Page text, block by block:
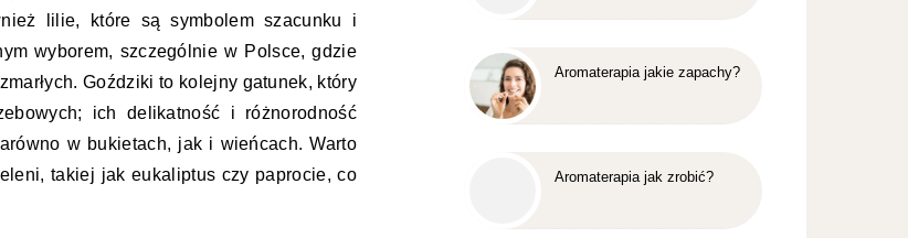
lilie, które są symbolem szacunku i
wyborem, szczególnie w Polsce, gdzie
Goździki to kolejny gatunek, który
ich delikatność i różnorodność
w bukietach, jak i wieńcach. Warto
takiej jak eukaliptus czy paprocie, co
Aromaterapia jakie zapachy?
Aromaterapia jak zrobić?